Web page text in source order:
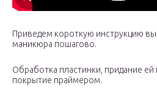
Приведем короткую инструкцию
маникюра пошагово.
Обработка пластинки, придание
покрытие праймером.